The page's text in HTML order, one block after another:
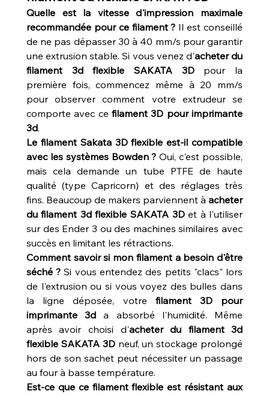
Quelle est la vitesse d'impression maximale
recommandée pour ce filament ? Il est conseillé
de ne pas dépasser 30 à 40 mm/s pour garantir
une extrusion stable. Si vous venez d'acheter du
filament 3d flexible SAKATA 3D pour la
première fois, commencez même à 20 mm/s
pour observer comment votre extrudeur se
comporte avec ce filament 3D pour imprimante
3d.
Le filament Sakata 3D flexible est-il compatible
avec les systèmes Bowden ? Oui, c'est possible,
mais cela demande un tube PTFE de haute
qualité (type Capricorn) et des réglages très
fins. Beaucoup de makers parviennent à acheter
du filament 3d flexible SAKATA 3D et à l'utiliser
sur des Ender 3 ou des machines similaires avec
succès en limitant les rétractions.
Comment savoir si mon filament a besoin d'être
séché ? Si vous entendez des petits "clacs" lors
de l'extrusion ou si vous voyez des bulles dans
la ligne déposée, votre filament 3D pour
imprimante 3d a absorbé l'humidité. Même
après avoir choisi d'acheter du filament 3d
flexible SAKATA 3D neuf, un stockage prolongé
hors de son sachet peut nécessiter un passage
au four à basse température.
Est-ce que ce filament flexible est résistant aux